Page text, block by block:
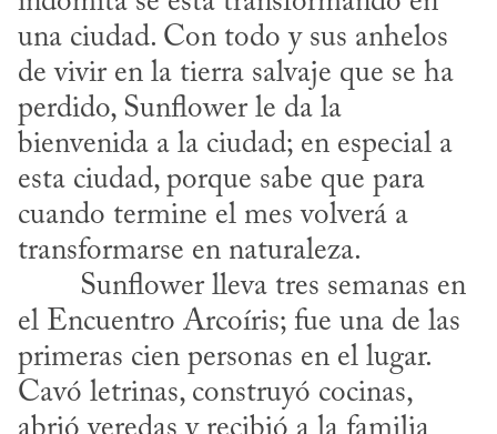
una ciudad. Con todo y sus anhelos
de vivir en la tierra salvaje que se ha
perdido, Sunflower le da la
bienvenida a la ciudad; en especial a
esta ciudad, porque sabe que para
cuando termine el mes volverá a
transformarse en naturaleza.
el Encuentro Arcoíris; fue una de las
primeras cien personas en el lugar.
Cavó letrinas, construyó cocinas,